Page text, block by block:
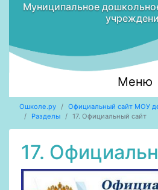
Муниципальное
Меню
Ошколе.ру
Официальный сайт МОУ
Разделы
17. Официальный сайт
17.